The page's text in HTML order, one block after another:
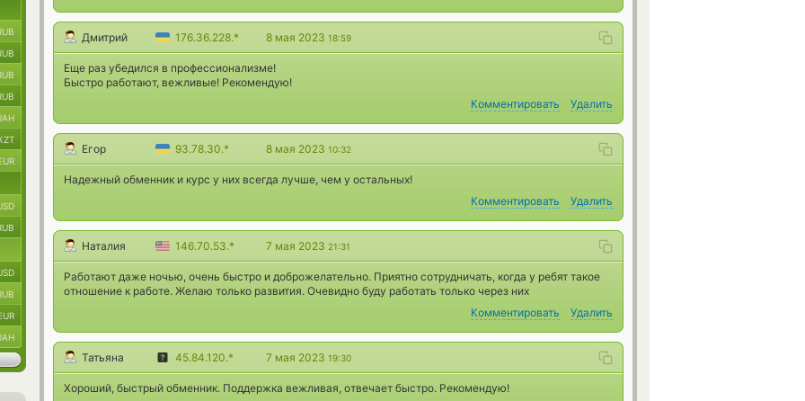
Дмитрий 176.36.228.* 8 мая 2023 18:59
Еще раз убедился в профессионализме!
Быстро работают, вежливые! Рекомендую!
Комментировать
Удалить
Егор 93.78.30.* 8 мая 2023 10:32
Надежный обменник и курс у них всегда лучше, чем у остальных!
Комментировать
Удалить
Наталия 146.70.53.* 7 мая 2023 21:31
Работают даже ночью, очень быстро и доброжелательно. Приятно сотрудничать, когда у ребят такое
отношение к работе. Желаю только развития. Очевидно буду работать только через них
Комментировать
Удалить
Татьяна 45.84.120.* 7 мая 2023 19:30
Хороший, быстрый обменник. Поддержка вежливая, отвечает быстро. Рекомендую!